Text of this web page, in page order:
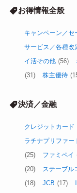
お得情報全般
キャンペーン／セ
サービス／各種改
イ活その他 (56)
(31)
株主優待
決済／金融
クレジットカード
ラチナプリファー
(25)
ファミペイ
(20)
ステーブル
(18)
JCB (17)